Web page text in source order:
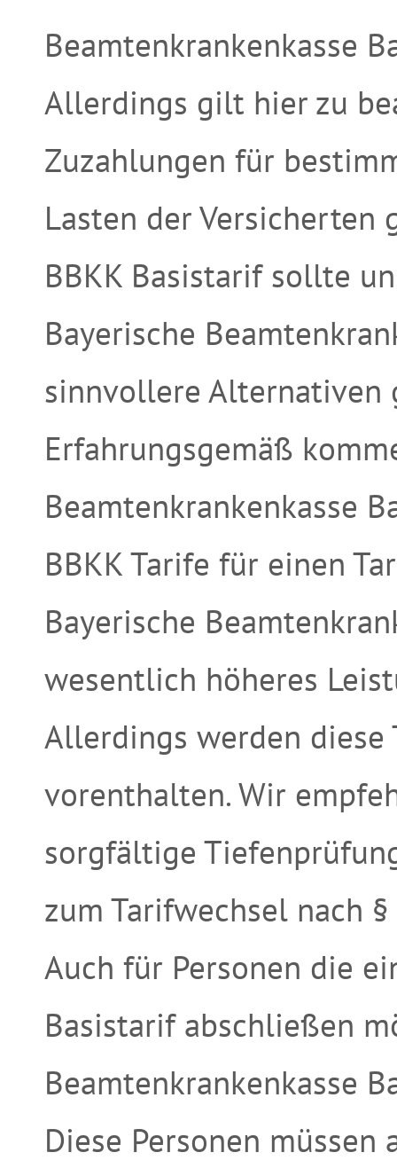
Beamtenkrankenkasse
Allerdings gilt hier zu
Zuzahlungen für
Lasten der Versicherten
BBKK Basistarif sollte
Bayerische
sinnvollere Alternativen
Erfahrungsgemäß
Beamtenkrankenkasse
BBKK Tarife für einen
Bayerische
wesentlich höheres
Allerdings werden diese
vorenthalten. Wir
sorgfältige
zum Tarifwechsel nach §
Auch für Personen die
Basistarif abschließen
Beamtenkrankenkasse
Diese Personen